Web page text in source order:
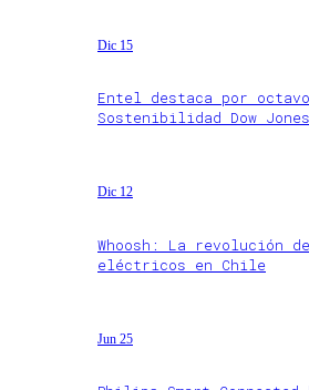
Dic 15
Entel destaca por
Sostenibilidad Dow
Dic 12
Whoosh: La revolución
eléctricos en Chile
Jun 25